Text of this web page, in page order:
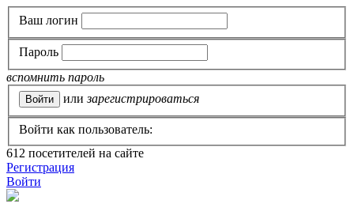
Ваш логин
Пароль
вспомнить пароль
или зарегистрироваться
Войти как пользователь:
612 посетителей на сайте
Регистрация
Войти